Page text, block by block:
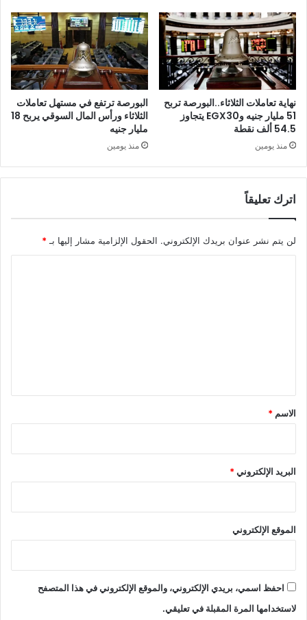
نهاية تعاملات الثلاثاء..البورصة تربح
51 مليار جنيه وEGX30 يتجاوز
54.5 ألف نقطة
منذ يومين
البورصة ترتفع في مستهل تعاملات
الثلاثاء ورأس المال السوقي يربح 18
مليار جنيه
منذ يومين
اترك تعليقاً
لن يتم نشر عنوان بريدك الإلكتروني. الحقول الإلزامية مشار إليها بـ *
*
الاسم *
البريد الإلكتروني*
الموقع الإلكتروني
احفظ اسمي، بريدي الإلكتروني، والموقع الإلكتروني في هذا المتصفح
لاستخدامها المرة المقبلة في تعليقي.